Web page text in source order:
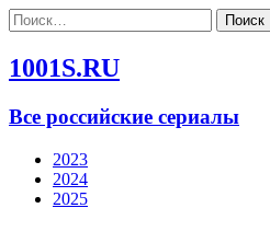
Найти:
1001S.RU
Все российские сериалы
2023
2024
2025